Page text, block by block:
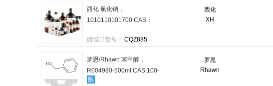
西化
XH
西化 氯化钠，
1010110101700 CAS：
卖规格：1瓶
西域订货号： CQZ885
罗恩
Rhawn
罗恩/Rhawn 苯甲醇，
R004980-500ml CAS:100-
51-6，AR,≥99%，500ml/瓶